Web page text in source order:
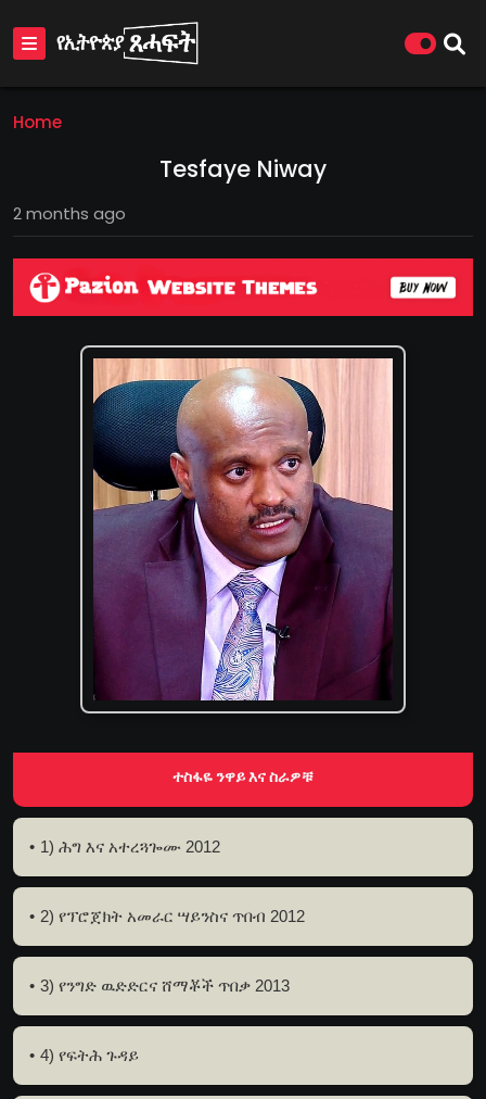
Home
Tesfaye Niway
2 months ago
ተስፋዬ ንዋይ እና ስራዎቹ
1) ሕግ እና አተረጓጐሙ 2012
2) የፕሮጀክት አመራር ሣይንስና ጥበብ 2012
3) የንግድ ዉድድርና ሸማቾች ጥበቃ 2013
4) የፍትሕ ጉዳይ